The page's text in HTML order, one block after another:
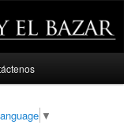
▼